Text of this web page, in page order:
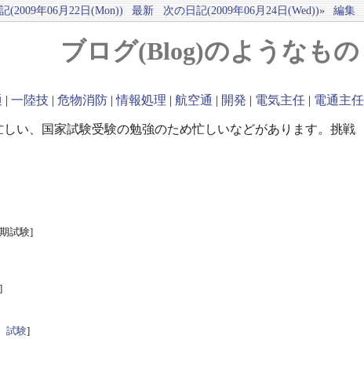
(2009年06月22日(Mon)) 最新 次の日記(2009年06月24日(Wed))» 編集
ブログ(Blog)のようなもの
| 一陸技 | 危物消防 |情報処理 | 航空通 | 開発 | 電気主任 | 電通主任
い、国家試験受験の勉強のため忙しいなどがあります。挑戦
試験]
試験]